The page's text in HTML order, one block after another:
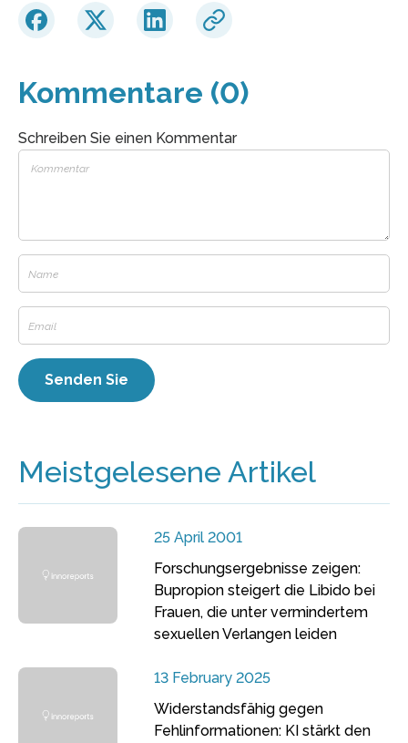
Kommentare (0)
Schreiben Sie einen Kommentar
Meistgelesene Artikel
25 April 2001
Forschungsergebnisse zeigen:
Bupropion steigert die Libido bei
Frauen, die unter vermindertem
sexuellen Verlangen leiden
13 February 2025
Widerstandsfähig gegen
Fehlinformationen: KI stärkt den